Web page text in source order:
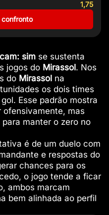
1,75
simse sustenta
jogos do Mirassol . Nos
do Mirassol na
os dois times
Esse padrão mostra
ofensivamente, mas
manter o zero no
é de um duelo com
e respostas do
chances para os
o jogo tende a ficar
ambos marcam
bem alinhada ao perfil